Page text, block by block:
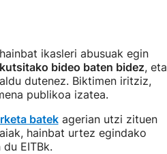
ikasleri abusuak egin
bideo baten bidez, eta
dutenez. Biktimen iritziz,
publikoa izatea.
batekagerian utzi zituen
hainbat urtez egindako
EITBk.